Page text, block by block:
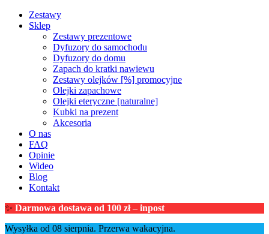
Zestawy
Sklep
Zestawy prezentowe
Dyfuzory do samochodu
Dyfuzory do domu
Zapach do kratki nawiewu
Zestawy olejków [%] promocyjne
Olejki zapachowe
Olejki eteryczne [naturalne]
Kubki na prezent
Akcesoria
O nas
FAQ
Opinie
Wideo
Blog
Kontakt
✨ Darmowa dostawa od 100 zł – inpost
Wysyłka od 08 sierpnia. Przerwa wakacyjna.